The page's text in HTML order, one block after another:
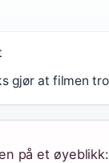
gjør at filmen
på et øyeblikk: